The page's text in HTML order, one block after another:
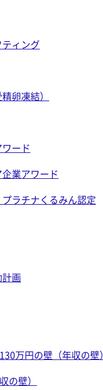
ィング
卵凍結）
ード
業アワード
ラチナくるみん認定
画
万円の壁（年収の壁）
の壁）